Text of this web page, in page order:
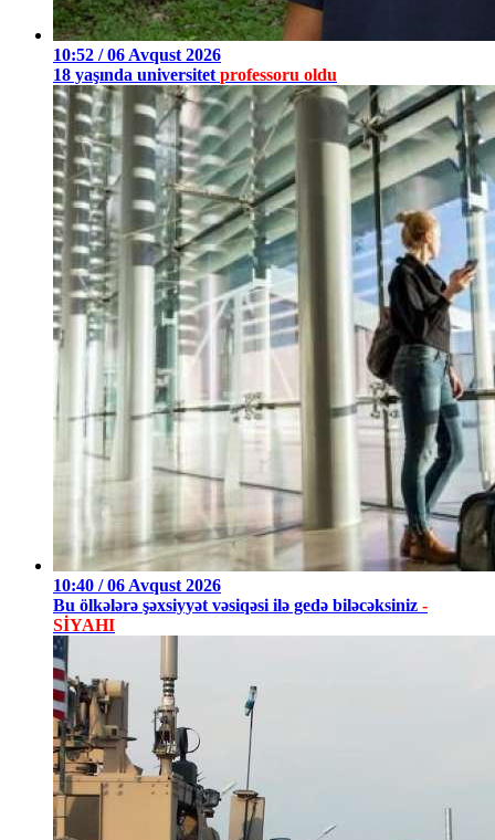
10:52 / 06 Avqust 2026
18 yaşında universitet professoru oldu
10:40 / 06 Avqust 2026
Bu ölkələrə şəxsiyyət vəsiqəsi ilə gedə biləcəksiniz -
SİYAHI